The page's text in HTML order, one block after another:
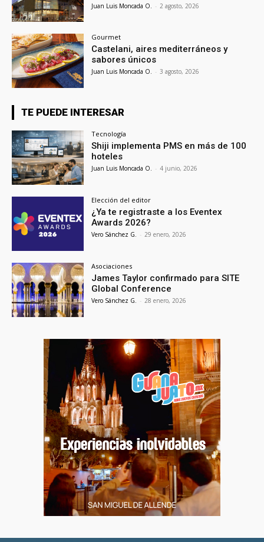
Juan Luis Moncada O. - 2 agosto, 2026
Gourmet
Castelani, aires mediterráneos y
sabores únicos
Juan Luis Moncada O. - 3 agosto, 2026
TE PUEDE INTERESAR
Tecnología
Shiji implementa PMS en más de 100
hoteles
Juan Luis Moncada O. - 4 junio, 2026
Elección del editor
¿Ya te registraste a los Eventex
Awards 2026?
Vero Sánchez G. - 29 enero, 2026
Asociaciones
James Taylor confirmado para SITE
Global Conference
Vero Sánchez G. - 28 enero, 2026